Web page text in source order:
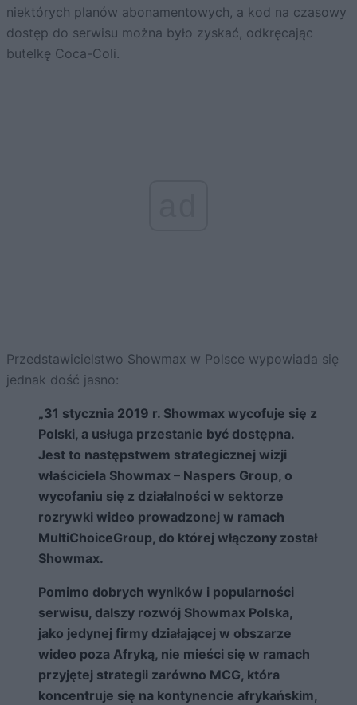
niektórych planów abonamentowych, a kod na czasowy
dostęp do serwisu można było zyskać, odkręcając
butelkę Coca-Coli.
Przedstawicielstwo Showmax w Polsce wypowiada się
jednak dość jasno:
„31 stycznia 2019 r. Showmax wycofuje się z
Polski, a usługa przestanie być dostępna.
Jest to następstwem strategicznej wizji
właściciela Showmax – Naspers Group, o
wycofaniu się z działalności w sektorze
rozrywki wideo prowadzonej w ramach
MultiChoiceGroup, do której włączony został
Showmax.
Pomimo dobrych wyników i popularności
serwisu, dalszy rozwój Showmax Polska,
jako jedynej firmy działającej w obszarze
wideo poza Afryką, nie mieści się w ramach
przyjętej strategii zarówno MCG, która
koncentruje się na kontynencie afrykańskim,